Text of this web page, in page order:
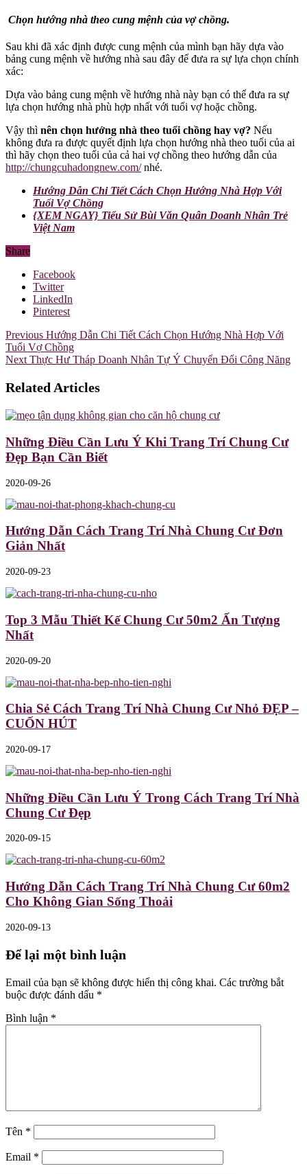
Chọn hướng nhà theo cung mệnh của vợ chồng.
Sau khi đã xác định được cung mệnh của mình bạn hãy dựa vào
bảng cung mệnh về hướng nhà sau đây để đưa ra sự lựa chọn chính
xác:
Dựa vào bảng cung mệnh về hướng nhà này bạn có thể đưa ra sự
lựa chọn hướng nhà phù hợp nhất với tuổi vợ hoặc chồng.
Vậy thì nên chọn hướng nhà theo tuổi chồng hay vợ? Nếu
không đưa ra được quyết định lựa chọn hướng nhà theo tuổi của ai
thì hãy chọn theo tuổi của cả hai vợ chồng theo hướng dẫn của
http://chungcuhadongnew.com/nhé.
Hướng Dẫn Chi Tiết Cách Chọn Hướng Nhà Hợp Với
Tuổi Vợ Chồng
{XEM NGAY} Tiểu Sử Bùi Văn Quân Doanh Nhân Trẻ
Việt Nam
Share
Facebook
Twitter
LinkedIn
Pinterest
Previous Hướng Dẫn Chi Tiết Cách Chọn Hướng Nhà Hợp Với
Tuổi Vợ Chồng
Next Thực Hư Tháp Doanh Nhân Tự Ý Chuyển Đổi Công Năng
Related Articles
Những Điều Cần Lưu Ý Khi Trang Trí Chung Cư
Đẹp Bạn Cần Biết
2020-09-26
Hướng Dẫn Cách Trang Trí Nhà Chung Cư Đơn
Giản Nhất
2020-09-23
Top 3 Mẫu Thiết Kế Chung Cư 50m2 Ấn Tượng
Nhất
2020-09-20
Chia Sẻ Cách Trang Trí Nhà Chung Cư Nhỏ ĐẸP –
CUỐN HÚT
2020-09-17
Những Điều Cần Lưu Ý Trong Cách Trang Trí Nhà
Chung Cư Đẹp
2020-09-15
Hướng Dẫn Cách Trang Trí Nhà Chung Cư 60m2
Cho Không Gian Sống Thoải
2020-09-13
Để lại một bình luận
Email của bạn sẽ không được hiển thị công khai. Các trường bắt
buộc được đánh dấu *
Bình luận *
Tên *
Email *